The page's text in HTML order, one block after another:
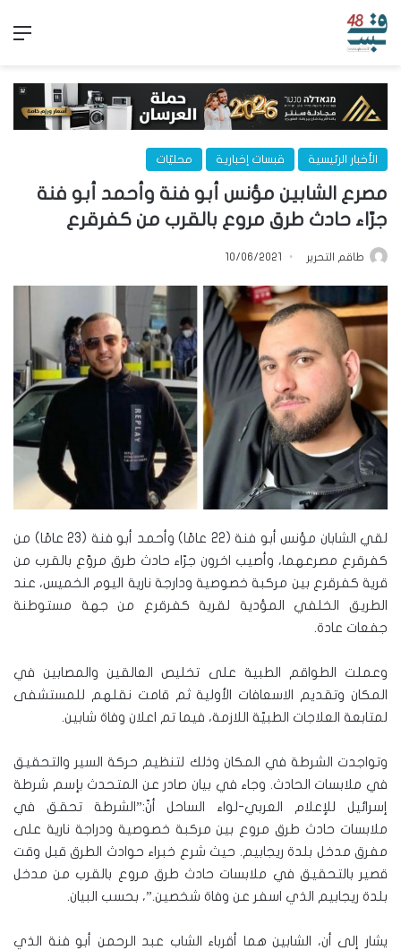
الأخبار الرئيسية قبسات إخبارية محليّات
مصرع الشابين مؤنس أبو فنة وأحمد أبو فنة
جرّاء حادث طرق مروع بالقرب من كفرقرع
طاقم التحرير 10/06/2021
لقي الشابان مؤنس أبو فنة (22 عامًا) وأحمد أبو فنة (23 عامًا) من
كفرقرع مصرعهما، وأصيب اخرون جرّاء حادث طرق مروّع بالقرب من
قرية كفرقرع بين مركبة خصوصية ودارجة نارية اليوم الخميس، عند
الطريق الخلفي المؤدية لقرية كفرقرع من جهة مستوطنة
جفعات عادة.
وعملت الطواقم الطبية على تخليص العالقين والمصابين في
المكان وتقديم الاسعافات الأولية ثم قامت نقلهم للمستشفى
لمتابعة العلاجات الطبيّة اللازمة، فيما تم اعلان وفاة شابين.
وتواجدت الشرطة في المكان وذلك لتنظيم حركة السير والتحقيق
في ملابسات الحادث. وجاء في بيان صادر عن المتحدث بإسم شرطة
إسرائيل للإعلام العربي-لواء الساحل أنّ:”الشرطة تحقق في
ملابسات حادث طرق مروع بين مركبة خصوصية ودراجة نارية على
مفرق مدخل بلدة ريجابيم. حيث شرع خبراء حوادث الطرق قبل وقت
قصير بالتحقيق في ملابسات حادث طرق مروع بالقرب من مدخل
بلدة ريجابيم الذي اسفر عن وفاة شخصين.”، بحسب البيان.
يشار إلى أن، الشابين هما أقرباء الشاب عبد الرحمن أبو فنة الذي